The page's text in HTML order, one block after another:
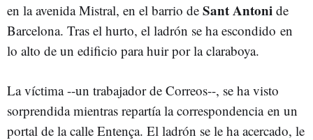
en la avenida Mistral, en el barrio de Sant Antoni de
Barcelona. Tras el hurto, el ladrón se ha escondido en
lo alto de un edificio para huir por la claraboya.
La víctima --un trabajador de Correos--, se ha visto
sorprendida mientras repartía la correspondencia en un
portal de la calle Entença. El ladrón se le ha acercado, le